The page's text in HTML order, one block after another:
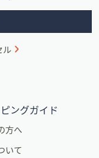
ル
ングガイド
方へ
いて